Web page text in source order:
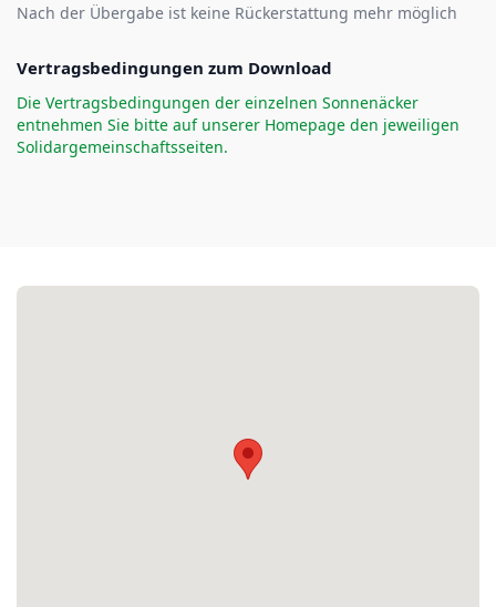
Nach der Übergabe ist keine Rückerstattung mehr möglich
Vertragsbedingungen zum Download
Die Vertragsbedingungen der einzelnen Sonnenäcker
entnehmen Sie bitte auf unserer Homepage den jeweiligen
Solidargemeinschaftsseiten.